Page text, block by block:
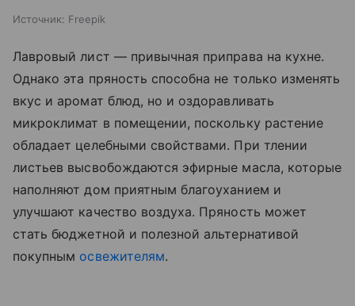
Источник: Freepik
Лавровый лист — привычная приправа на кухне.
Однако эта пряность способна не только изменять
вкус и аромат блюд, но и оздоравливать
микроклимат в помещении, поскольку растение
обладает целебными свойствами. При тлении
листьев высвобождаются эфирные масла, которые
наполняют дом приятным благоуханием и
улучшают качество воздуха. Пряность может
стать бюджетной и полезной альтернативой
покупным освежителям.